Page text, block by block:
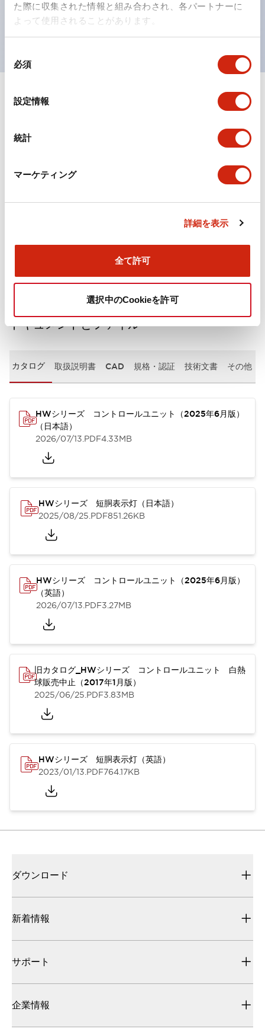
た際に収集された情報と組み合わされ、各パートナーに
よって使用されることがあります。
必須
設定情報
統計
マーケティング
詳細を表示
全て許可
選択中のCookieを許可
ISO 3864-4安全色に対応。危険時や緊急事態時の色表
現がより明確・鮮明で、より多くの方が識別可能に。
仕様 すべて展開 +
ドキュメントとファイル
カタログ 取扱説明書 CAD 規格・認証 技術文書 その他
HWシリーズ コントロールユニット（2025年6月版）
（日本語）
2026/07/13.PDF4.33MB
HWシリーズ 短胴表示灯（日本語）
2025/08/25.PDF851.26KB
HWシリーズ コントロールユニット（2025年6月版）
（英語）
2026/07/13.PDF3.27MB
旧カタログ_HWシリーズ コントロールユニット 白熱
球販売中止（2017年1月版）
2025/06/25.PDF3.83MB
HWシリーズ 短胴表示灯（英語）
2023/01/13.PDF764.17KB
ダウンロード
新着情報
サポート
企業情報